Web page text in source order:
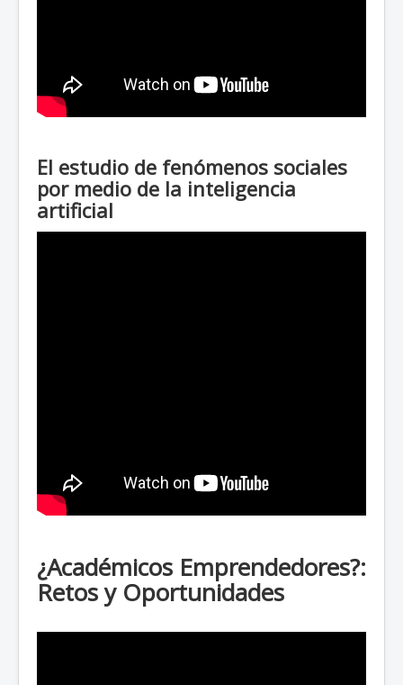
El estudio de fenómenos sociales
por medio de la inteligencia
artificial
¿Académicos Emprendedores?:
Retos y Oportunidades